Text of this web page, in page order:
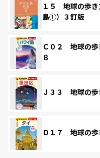
１５ 地球の歩
島①）３訂版
Ｃ０２ 地球の
８
Ｊ３３ 地球の
Ｄ１７ 地球の